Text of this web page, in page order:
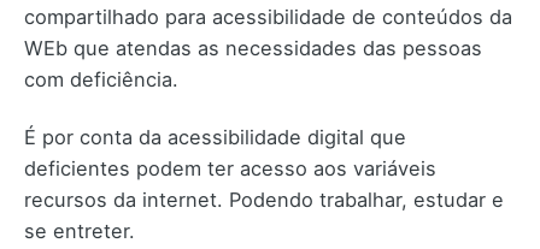
compartilhado para acessibilidade de conteúdos da
WEb que atendas as necessidades das pessoas
com deficiência.
É por conta da acessibilidade digital que
deficientes podem ter acesso aos variáveis
recursos da internet. Podendo trabalhar, estudar e
se entreter.